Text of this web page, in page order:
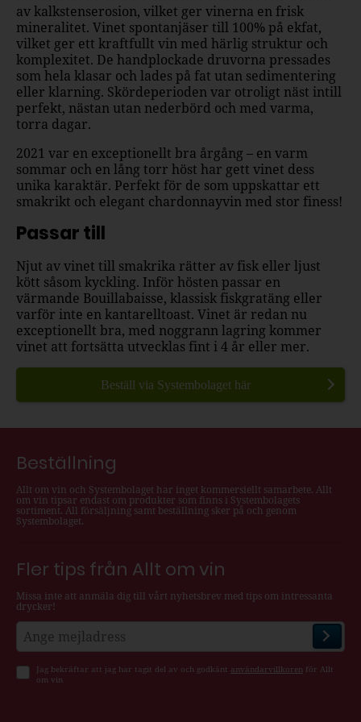
av kalkstenserosion, vilket ger vinerna en frisk
mineralitet. Vinet spontanjäser till 100% på ekfat,
vilket ger ett kraftfullt vin med härlig struktur och
komplexitet. De handplockade druvorna pressades
som hela klasar och lades på fat utan sedimentering
eller klarning. Skördeperioden var otroligt näst intill
perfekt, nästan utan nederbörd och med varma,
torra dagar.
2021 var en exceptionellt bra årgång – en varm
sommar och en lång torr höst har gett vinet dess
unika karaktär. Perfekt för de som uppskattar ett
smakrikt och elegant chardonnayvin med stor finess!
Passar till
Njut av vinet till smakrika rätter av fisk eller ljust
kött såsom kyckling. Inför hösten passar en
värmande Bouillabaisse, klassisk fiskgratäng eller
varför inte en kantarelltoast. Vinet är redan nu
exceptionellt bra, med noggrann lagring kommer
vinet att fortsätta utvecklas fint i 4 år eller mer.
Beställ via Systembolaget här
Beställning
Allt om vin och Systembolaget har inget kommersiellt samarbete. Allt
om vin tipsar endast om produkter som finns i Systembolagets
sortiment. All försäljning samt beställning sker på och genom
Systembolaget.
Fler tips från Allt om vin
Missa inte att anmäla dig till vårt nyhetsbrev med tips om intressanta
drycker!
Jag bekräftar att jag har tagit del av och godkänt användarvillkoren för Allt
om vin